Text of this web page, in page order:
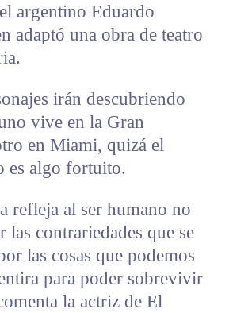
argentino Eduardo
adaptó una obra de teatro
irán descubriendo
vive en la Gran
en Miami, quizá el
es algo fortuito.
refleja al ser humano no
las contrariedades que se
las cosas que podemos
para poder sobrevivir
la actriz de El